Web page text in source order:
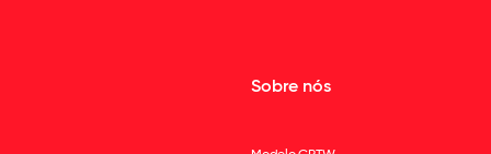
Sobre nós